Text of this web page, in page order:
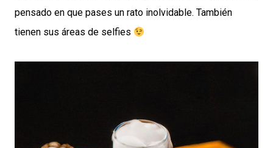
pensado en que pases un rato inolvidable. También
tienen sus áreas de selfies